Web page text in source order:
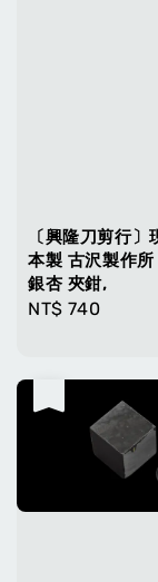
〔興隆刀剪行〕
本製 古沢製作所
銀杏 夾鉗,
Regular
NT$ 740